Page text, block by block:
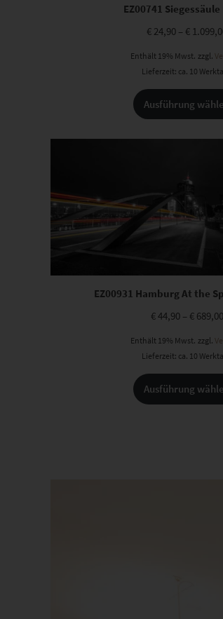
EZ00741
€ 24,90 – €
Enthält 19% Mwst. zzgl.
Lieferzeit: ca. 10
Ausführung
EZ00931 Hamburg At the
€44,90– €689,00
Enthält 19% Mwst. zzgl.
Lieferzeit: ca. 10
Ausführung